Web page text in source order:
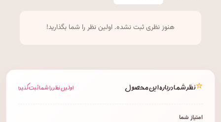
هنوز نظری ثبت نشده. اولین نظر را شما بگذارید!
⭐نظر شما درباره این محصول اولین نظر را شما ثبت کنید!
امتیاز شما